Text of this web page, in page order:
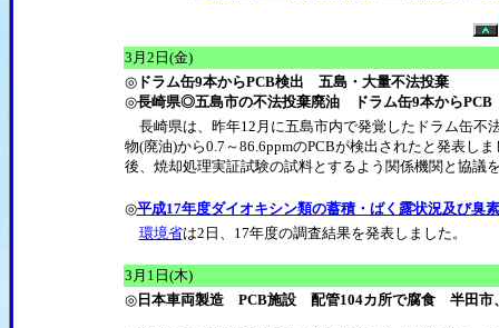
3 月2日(金)
◎ドラム缶9本からPCB検出 五島・大量不法投棄
◎長崎県◎五島市の不法投棄廃油 ドラム缶9本から
長崎県は、昨年12月に五島市内で発覚したドラム缶不
物(廃油)から0.7～86.6ppmのPCBが検出されたと発表し
後、焼却処理実証試験の試料とするよう関係機関と協議
◎平成17年度ダイオキシン類の蓄積・ばく露状況及び臭
環境省は2日、17年度の調査結果を発表しました。
3月1日(木)
◎日本車両製造 PCB施設 配管104カ所で腐食 半田市